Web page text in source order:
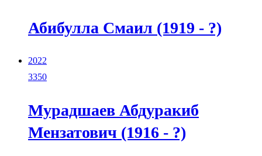
Абибулла Смаил (1919 - ?)
2022
3350
Мурадшаев Абдуракиб
Мензатович (1916 - ?)